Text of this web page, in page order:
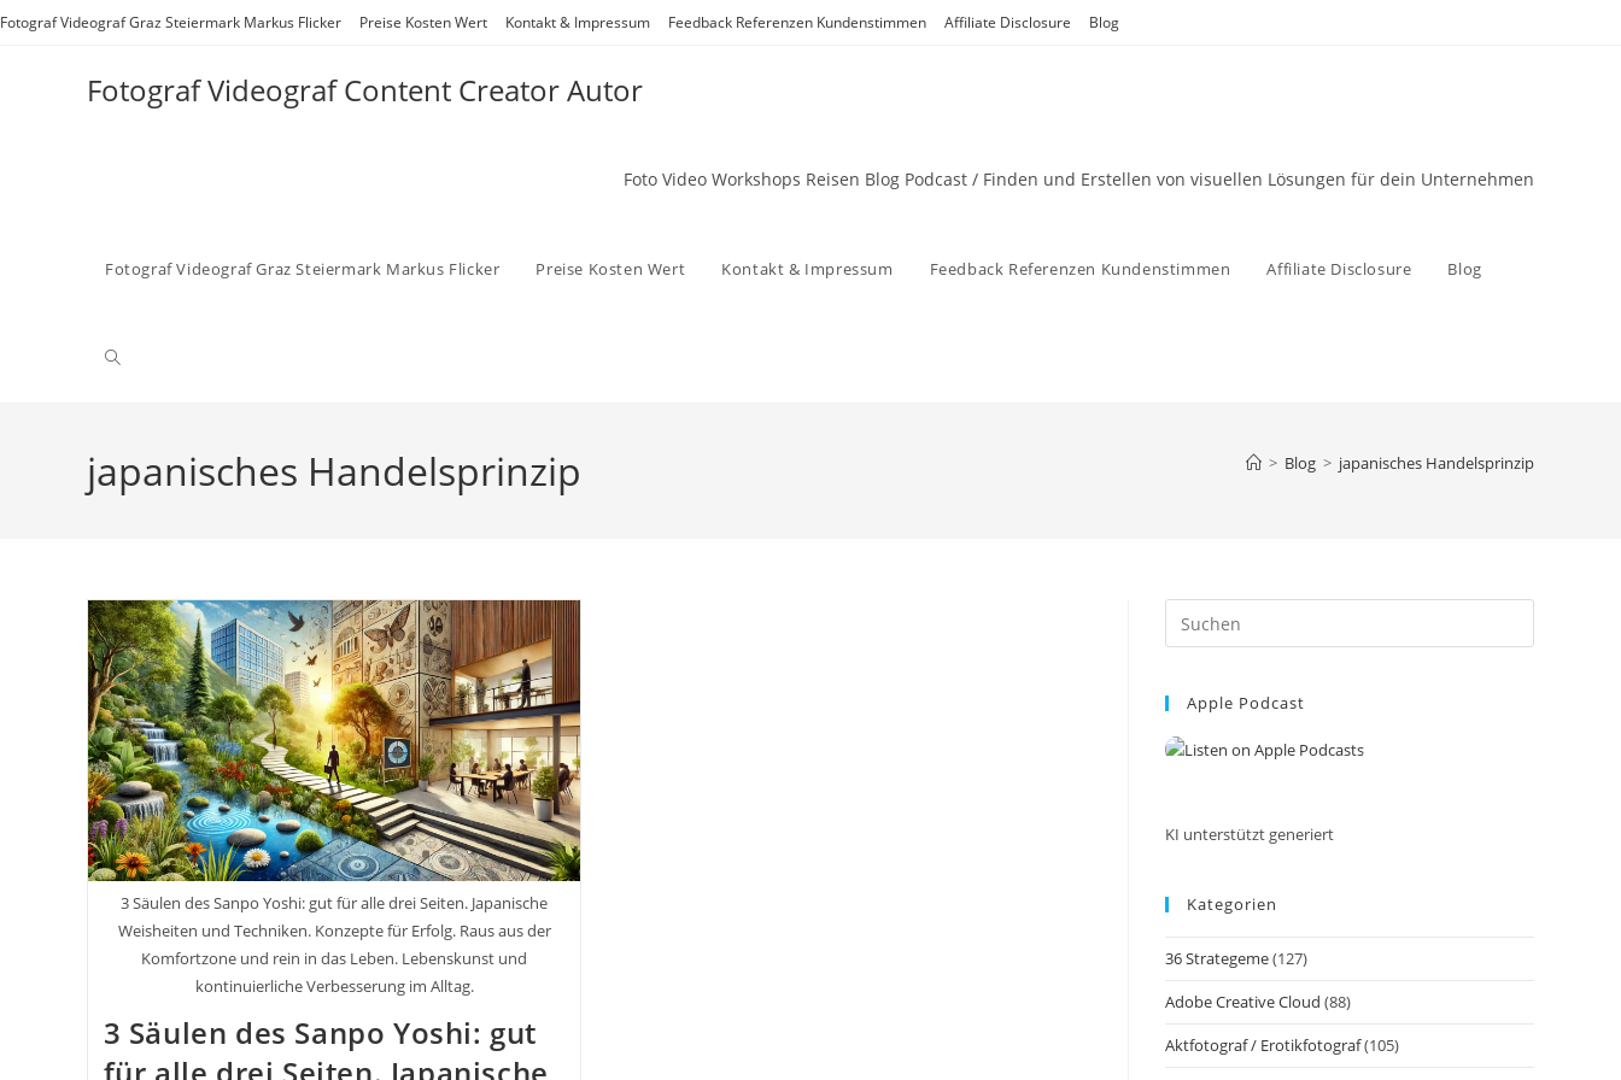
Zum
Fotograf Videograf Graz Steiermark Markus Flicker Preise Kosten Wert Kontakt & Impressum Feedback Referenzen Kundenstimmen Affiliate Disclosure Blog
Fotograf Videograf Content Creator Autor
Foto Video Workshops Reisen Blog Podcast / Finden und Erstellen von visuellen Lösungen für dein Unternehmen
Fotograf Videograf Graz Steiermark Markus Flicker Preise Kosten Wert Kontakt & Impressum Feedback Referenzen Kundenstimmen Affiliate Disclosure Blog
Website-
japanisches Handelsprinzip > Blog > japanisches Handelsprinzip
3 Säulen des Sanpo Yoshi: gut für alle drei Seiten. Japanische
Weisheiten und Techniken. Konzepte für Erfolg. Raus aus der
Komfortzone und rein in das Leben. Lebenskunst und
kontinuierliche Verbesserung im Alltag.
3 Säulen des Sanpo Yoshi: gut
für alle drei Seiten. Japanische
Escape
Apple Podcast
KI unterstützt generiert
Kategorien
36 Strategeme(127)
Adobe Creative Cloud (88)
Aktfotograf / Erotikfotograf(105)